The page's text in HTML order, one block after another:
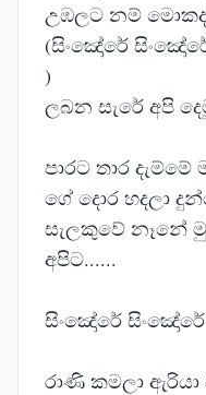
උඹලට නම්
(සිංඤෝරේ
)
ලබන සැරේ අපි
පාරට තාර
ගේ දොර හදලා
සැලකුවේ නෑනේ
අපිට......
සිංඤෝරේ
රාණි කමලා